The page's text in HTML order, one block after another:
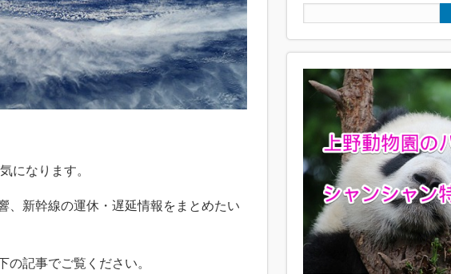
になります。
、新幹線の運休・遅延情報をまとめたい
の記事でご覧ください。